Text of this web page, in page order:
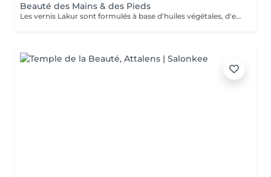
Beauté des Mains & des Pieds
Les vernis Lakur sont formulés à base d'huiles végétales, d'extraits de légumes et de vitamines issus d'un jardin anglais. Une gamme végane conçue pour préserver et soigner l'ongle, tout en respectant la planète. Sa tenue irréprochable et son éclat naturel subliment vos mains et vos pieds avec élégance, jusqu'au bout des ongles.